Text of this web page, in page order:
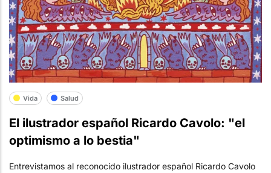
Vida Salud
El ilustrador español Ricardo Cavolo: "el
optimismo a lo bestia"
Entrevistamos al reconocido ilustrador español Ricardo Cavolo